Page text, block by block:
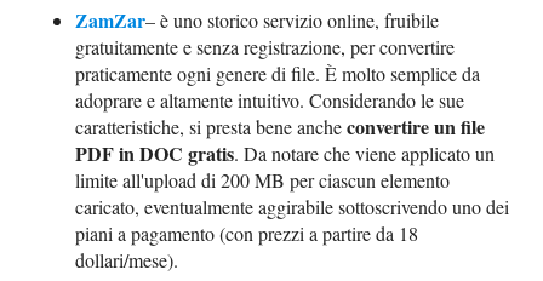
ZamZar– è uno storico servizio online, fruibile
gratuitamente e senza registrazione, per convertire
praticamente ogni genere di file. È molto semplice da
adoprare e altamente intuitivo. Considerando le sue
caratteristiche, si presta bene ancheconvertire un file
PDF in DOC gratis. Da notare che viene applicato un
limite all'upload di 200 MB per ciascun elemento
caricato, eventualmente aggirabile sottoscrivendo uno dei
piani a pagamento (con prezzi a partire da 18
dollari/mese).